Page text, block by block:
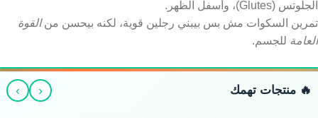
الجلوتس (Glutes)، وأسفل الظهر.
تمرين السكوات مش بس بيبني رجلين قوية، لكنه بيحسن منالقوة
العامة للجسم.
🔥 منتجات تهمك ‹
›